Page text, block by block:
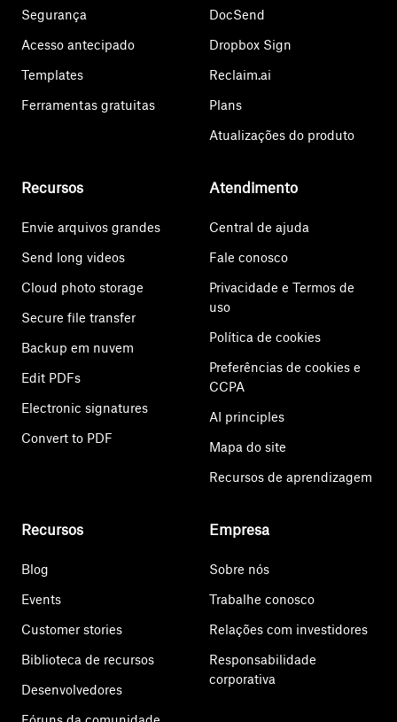
Segurança
Acesso antecipado
Templates
Ferramentas gratuitas
DocSend
Dropbox Sign
Reclaim.ai
Plans
Atualizações do produto
Recursos
Envie arquivos grandes
Send long videos
Cloud photo storage
Secure file transfer
Backup em nuvem
Edit PDFs
Electronic signatures
Convert to PDF
Atendimento
Central de ajuda
Fale conosco
Privacidade e Termos de
uso
Política de cookies
Preferências de cookies e
CCPA
AI principles
Mapa do site
Recursos de aprendizagem
Recursos
Blog
Events
Customer stories
Biblioteca de recursos
Desenvolvedores
Empresa
Sobre nós
Trabalhe conosco
Relações com investidores
Responsabilidade
corporativa